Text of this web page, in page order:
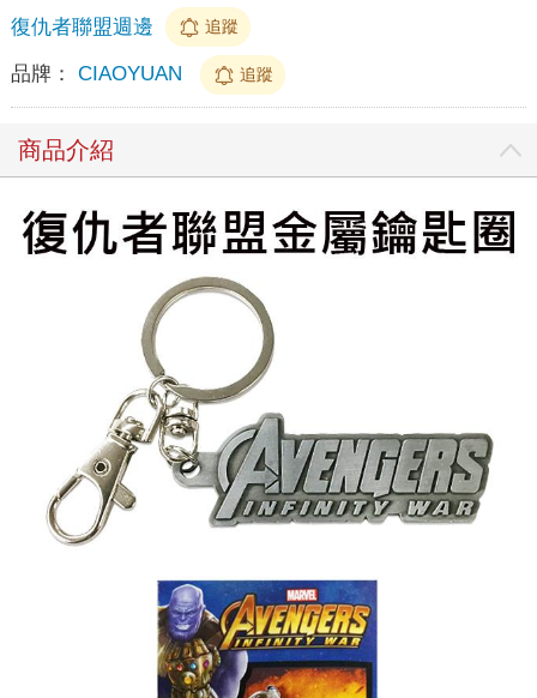
復仇者聯盟週邊
追蹤
品牌： CIAOYUAN 追蹤
商品介紹